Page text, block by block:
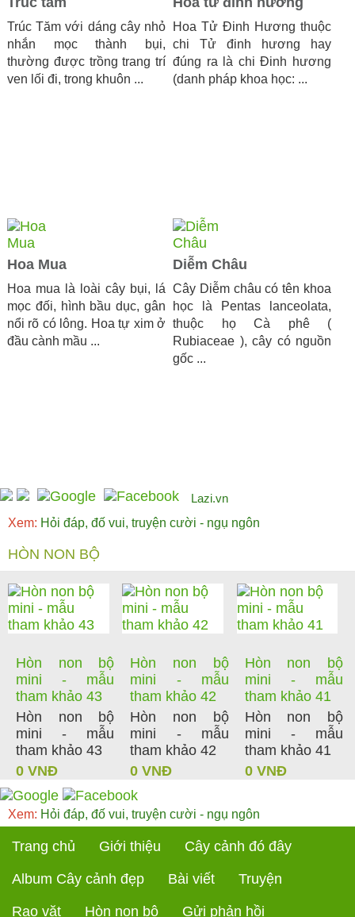
Trúc Tăm với dáng cây nhỏ
nhắn mọc thành bụi,
thường được trồng trang trí
ven lối đi, trong khuôn ...
Hoa Tử Đinh Hương thuộc
chi Tử đinh hương hay
đúng ra là chi Đinh hương
(danh pháp khoa học: ...
Hoa Mua
Hoa mua là loài cây bụi, lá
mọc đối, hình bầu dục, gân
nổi rõ có lông. Hoa tự xim ở
đầu cành mầu ...
Diễm Châu
Cây Diễm châu có tên khoa
học là Pentas lanceolata,
thuộc họ Cà phê (
Rubiaceae ), cây có nguồn
gốc ...
Lazi.vn
Xem: Hỏi đáp, đố vui, truyện cười - ngụ ngôn
HÒN NON BỘ
Hòn non bộ
mini - mẫu
tham khảo 43
Hòn non bộ
mini - mẫu
tham khảo 43
0 VNĐ
Hòn non bộ
mini - mẫu
tham khảo 42
Hòn non bộ
mini - mẫu
tham khảo 42
0 VNĐ
Hòn non bộ
mini - mẫu
tham khảo 41
Hòn non bộ
mini - mẫu
tham khảo 41
0 VNĐ
Xem: Hỏi đáp, đố vui, truyện cười - ngụ ngôn
Trang chủ Giới thiệu Cây cảnh đó đây
Album Cây cảnh đẹp Bài viết Truyện
Rao vặt Hòn non bộ Gửi phản hồi